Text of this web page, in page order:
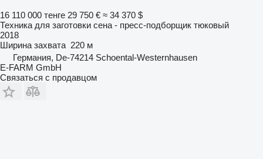
16 110 000 тенге 29 750 € ≈ 34 370 $
Техника для заготовки сена - пресс-подборщик тюковый
2018
Ширина захвата 220 м
Германия, De-74214 Schoental-Westernhausen
E-FARM GmbH
Связаться с продавцом